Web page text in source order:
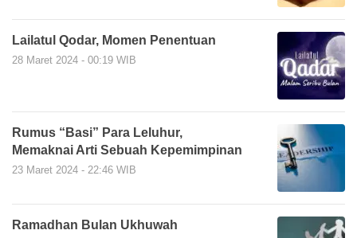
Lailatul Qodar, Momen Penentuan
28 Maret 2024 - 00:19 WIB
Rumus “Basi” Para Leluhur,
Memaknai Arti Sebuah Kepemimpinan
23 Maret 2024 - 22:46 WIB
Ramadhan Bulan Ukhuwah